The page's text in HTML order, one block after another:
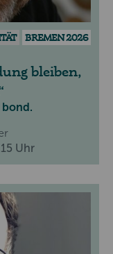
BREMEN 2026
bleiben,
Uhr